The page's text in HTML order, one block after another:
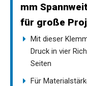
mm
für große
Mit dieser
Druck in vier
Seiten
Für